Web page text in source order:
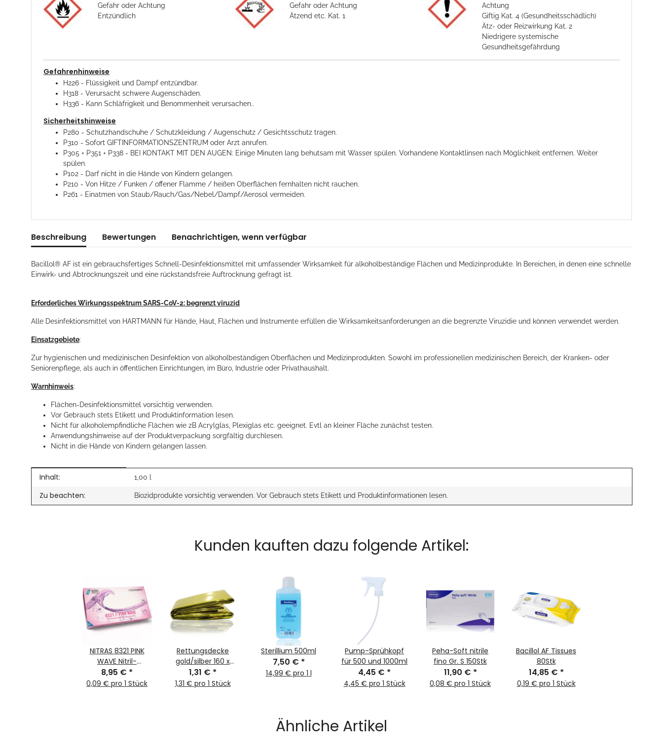
Gefahr oder Achtung
Entzündlich
Gefahr oder Achtung
Ätzend etc. Kat. 1
Achtung
Giftig Kat. 4 (Gesundheitsschädlich)
Ätz- oder Reizwirkung Kat. 2
Niedrigere systemische
Gesundheitsgefährdung
Gefahrenhinweise
H226 - Flüssigkeit und Dampf entzündbar.
H318 - Verursacht schwere Augenschäden.
H336 - Kann Schläfrigkeit und Benommenheit verursachen..
Sicherheitshinweise
P280 - Schutzhandschuhe / Schutzkleidung / Augenschutz / Gesichtsschutz tragen.
P310 - Sofort GIFTINFORMATIONSZENTRUM oder Arzt anrufen.
P305 + P351 + P338 - BEI KONTAKT MIT DEN AUGEN: Einige Minuten lang behutsam mit Wasser spülen. Vorhandene Kontaktlinsen nach Möglichkeit entfernen. Weiter
spülen.
P102 - Darf nicht in die Hände von Kindern gelangen.
P210 - Von Hitze / Funken / offener Flamme / heißen Oberflächen fernhalten nicht rauchen.
P261 - Einatmen von Staub/Rauch/Gas/Nebel/Dampf/Aerosol vermeiden.
Beschreibung Bewertungen Benachrichtigen, wenn verfügbar
Bacillol® AF ist ein gebrauchsfertiges Schnell-Desinfektionsmittel mit umfassender Wirksamkeit für alkoholbeständige Flächen und Medizinprodukte. In Bereichen, in denen eine schnelle
Einwirk- und Abtrocknungszeit und eine rückstandsfreie Auftrocknung gefragt ist.
Erforderliches Wirkungsspektrum SARS-CoV-2: begrenzt viruzid
Alle Desinfektionsmittel von HARTMANN für Hände, Haut, Flächen und Instrumente erfüllen die Wirksamkeitsanforderungen an die begrenzte Viruzidie und können verwendet werden.
Einsatzgebiete:
Zur hygienischen und medizinischen Desinfektion von alkoholbeständigen Oberflächen und Medizinprodukten. Sowohl im professionellen medizinischen Bereich, der Kranken- oder
Seniorenpflege, als auch in öffentlichen Einrichtungen, im Büro, Industrie oder Privathaushalt.
Warnhinweis:
Flächen-Desinfektionsmittel vorsichtig verwenden.
Vor Gebrauch stets Etikett und Produktinformation lesen.
Nicht für alkoholempfindliche Flächen wie zB Acrylglas, Plexiglas etc. geeignet. Evtl an kleiner Fläche zunächst testen.
Anwendungshinweise auf der Produktverpackung sorgfältig durchlesen.
Nicht in die Hände von Kindern gelangen lassen.
Produkteigenschaft
Wert
Inhalt: 1,00 l
Zu beachten: Biozidprodukte vorsichtig verwenden. Vor Gebrauch stets Etikett und Produktinformationen lesen.
Kunden kauften dazu folgende Artikel:
NITRAS 8321 PINK
WAVE Nitril-
Handschuhe 100Stk
Gr. XS
8,95 € *
0,09 € pro 1 Stück
Rettungsdecke
gold/silber 160 x
210cm
1,31 € *
1,31 € pro 1 Stück
Sterillium 500ml
7,50 € *
14,99 € pro 1 l
Pump-Sprühkopf
für 500 und 1000ml
4,45 € *
4,45 € pro 1 Stück
Peha-Soft nitrile
fino Gr. S 150Stk
11,90 € *
0,08 € pro 1 Stück
Bacillol AF Tissues
80Stk
14,85 € *
0,19 € pro 1 Stück
Ähnliche Artikel